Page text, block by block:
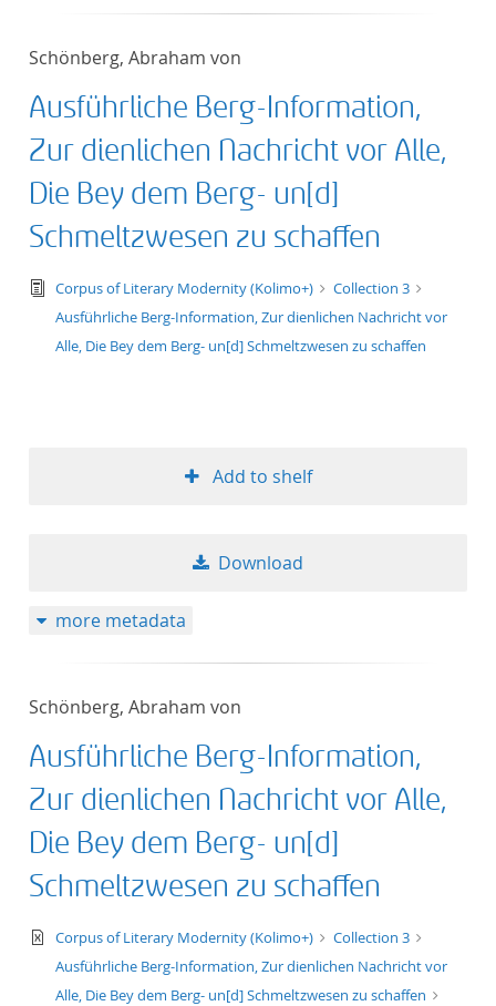
title descending
format
publication date
publication date
Schönberg, Abraham von
Ausführliche Berg-Information,
Zur dienlichen Nachricht vor Alle,
Die Bey dem Berg- un[d]
Schmeltzwesen zu schaffen
text/tg.edition+tg.aggregation+xml
Corpus of Literary Modernity (Kolimo+)
Collection 3
Ausführliche Berg-Information, Zur dienlichen Nachricht vor
Alle, Die Bey dem Berg- un[d] Schmeltzwesen zu schaffen
Add to shelf
Download
more metadata
Schönberg, Abraham von
Ausführliche Berg-Information,
Zur dienlichen Nachricht vor Alle,
Die Bey dem Berg- un[d]
Schmeltzwesen zu schaffen
text/xml
Corpus of Literary Modernity (Kolimo+)
Collection 3
Ausführliche Berg-Information, Zur dienlichen Nachricht vor
Alle, Die Bey dem Berg- un[d] Schmeltzwesen zu schaffen